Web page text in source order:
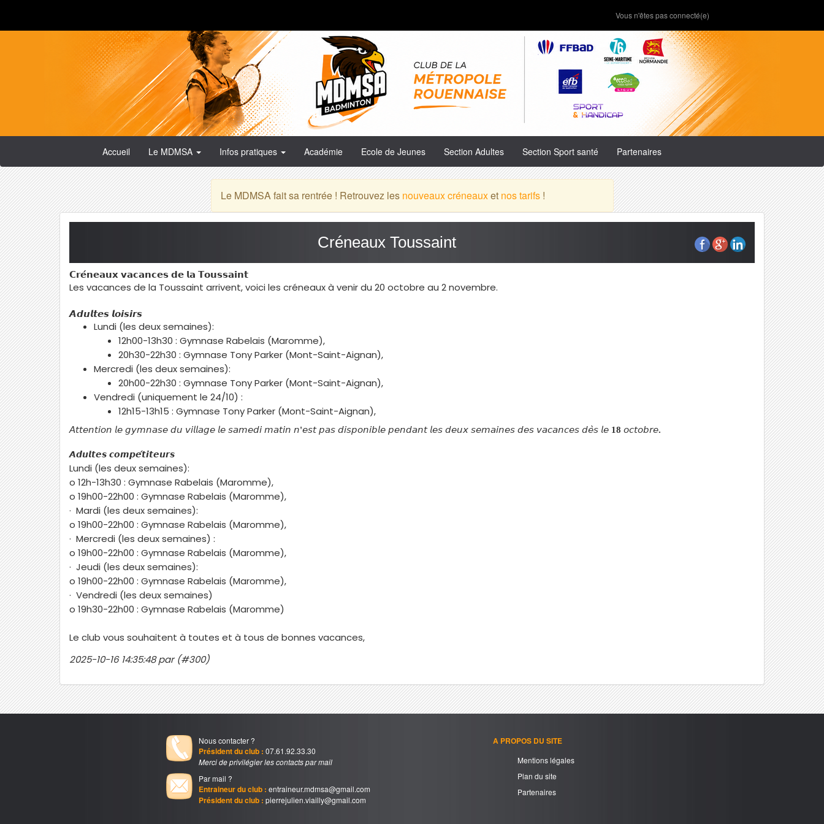
Vous n'êtes pas connecté(e)
Accueil Le MDMSA Infos pratiques Académie Ecole de Jeunes Section Adultes Section Sport santé Partenaires
Le MDMSA fait sa rentrée ! Retrouvez les nouveaux créneauxet nos tarifs!
Créneaux Toussaint
𝗖𝗿𝗲́𝗻𝗲𝗮𝘂𝘅 𝘃𝗮𝗰𝗮𝗻𝗰𝗲𝘀 𝗱𝗲 𝗹𝗮 𝗧𝗼𝘂𝘀𝘀𝗮𝗶𝗻𝘁
Les vacances de la Toussaint arrivent, voici les créneaux à venir du 20 octobre au 2 novembre.
𝘼𝙙𝙪𝙡𝙩𝙚𝙨 𝙡𝙤𝙞𝙨𝙞𝙧𝙨
Lundi (les deux semaines):
12h00-13h30 : Gymnase Rabelais (Maromme),
20h30-22h30 : Gymnase Tony Parker (Mont-Saint-Aignan),
Mercredi (les deux semaines):
20h00-22h30 : Gymnase Tony Parker (Mont-Saint-Aignan),
Vendredi (uniquement le 24/10) :
12h15-13h15 : Gymnase Tony Parker (Mont-Saint-Aignan),
𝘈𝘵𝘵𝘦𝘯𝘵𝘪𝘰𝘯 𝘭𝘦 𝘨𝘺𝘮𝘯𝘢𝘴𝘦 𝘥𝘶 𝘷𝘪𝘭𝘭𝘢𝘨𝘦 𝘭𝘦 𝘴𝘢𝘮𝘦𝘥𝘪 𝘮𝘢𝘵𝘪𝘯 𝘯'𝘦𝘴𝘵 𝘱𝘢𝘴 𝘥𝘪𝘴𝘱𝘰𝘯𝘪𝘣𝘭𝘦 𝘱𝘦𝘯𝘥𝘢𝘯𝘵 𝘭𝘦𝘴 𝘥𝘦𝘶𝘹 𝘴𝘦𝘮𝘢𝘪𝘯𝘦𝘴 𝘥𝘦𝘴 𝘷𝘢𝘤𝘢𝘯𝘤𝘦𝘴 𝘥𝘦̀𝘴 𝘭𝘦 18𝘰𝘤𝘵𝘰𝘣𝘳𝘦.
𝘼𝙙𝙪𝙡𝙩𝙚𝙨 𝙘𝙤𝙢𝙥𝙚́𝙩𝙞𝙩𝙚𝙪𝙧𝙨
Lundi (les deux semaines):
o 12h-13h30 : Gymnase Rabelais (Maromme),
o 19h00-22h00 : Gymnase Rabelais (Maromme),
· Mardi (les deux semaines):
o 19h00-22h00 : Gymnase Rabelais (Maromme),
· Mercredi (les deux semaines) :
o 19h00-22h00 : Gymnase Rabelais (Maromme),
· Jeudi (les deux semaines):
o 19h00-22h00 : Gymnase Rabelais (Maromme),
· Vendredi (les deux semaines)
o 19h30-22h00 : Gymnase Rabelais (Maromme)
Le club vous souhaitent à toutes et à tous de bonnes vacances,
2025-10-16 14:35:48 par (#300)
Nous contacter ?
Président du club : 07.61.92.33.30
Merci de privilégier les contacts par mail
Par mail ?
Entraineur du club : entraineur.mdmsa@gmail.com
Président du club : pierrejulien.viailly@gmail.com
A PROPOS DU SITE
Mentions légales
Plan du site
Partenaires